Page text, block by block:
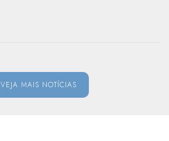
VEJA MAIS NOTÍCIAS